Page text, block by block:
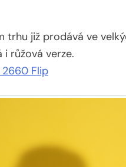
trhu již prodává ve
i růžová verze.
2660 Flip